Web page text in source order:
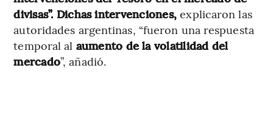
divisas”. Dichas intervenciones,explicaron las
autoridades argentinas, “fueron una respuesta
temporal al aumento de la volatilidad del
mercado”, añadió.